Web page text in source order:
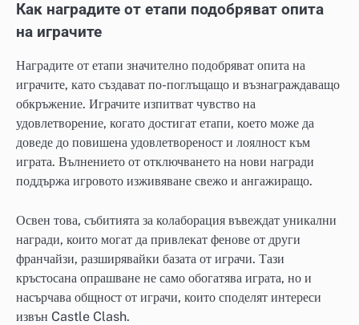
Как наградите от етапи подобряват опита
на играчите
Наградите от етапи значително подобряват опита на
играчите, като създават по-поглъщащо и възнаграждаващо
обкръжение. Играчите изпитват чувство на
удовлетворение, когато достигат етапи, което може да
доведе до повишена удовлетвореност и лоялност към
играта. Вълнението от отключването на нови награди
поддържа игровото изживяване свежо и ангажиращо.
Освен това, събитията за колаборация въвеждат уникални
награди, които могат да привлекат фенове от други
франчайзи, разширявайки базата от играчи. Тази
кръстосана опрашване не само обогатява играта, но и
насърчава общност от играчи, които споделят интереси
извън Castle Clash.